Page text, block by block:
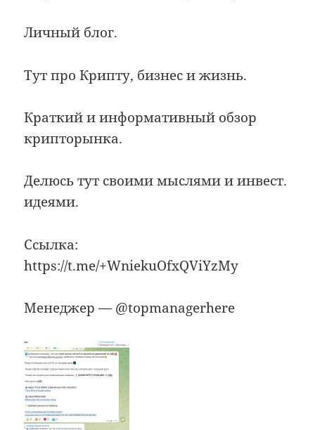
Личный блог.
Тут про Крипту, бизнес и жизнь.
Краткий и информативный обзор
крипторынка.
Делюсь тут своими мыслями и инвест.
идеями.
Ссылка:
https://t.me/+WniekuOfxQViYzMy
Менеджер — @topmanagerhere